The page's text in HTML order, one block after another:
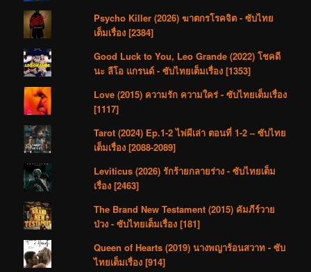
Psycho Killer (2026) ฆาตกรโรคจิต - ซับไทย
เต็มเรื่อง [2384]
Good Luck to You, Leo Grande (2022) โชคดี
นะ ลีโอ แกรนด์ - ซับไทยเต็มเรื่อง [1353]
Love (2015) ความรัก ความใคร่ - ซับไทยเต็มเรื่อง
[1117]
Tarot (2024) Ep.1-2 ไพ่ผีเล่า ตอนที่ 1-2 – ซับไทย
เต็มเรื่อง [2088-2089]
Leviticus (2026) รักร้ายกลายร่าง - ซับไทยเต็ม
เรื่อง [2463]
The Brand New Testament (2015) คัมภีร์วาย
ป่วง - ซับไทยเต็มเรื่อง [181]
Queen of Hearts (2019) นางพญาร้อนสวาท - ซับ
ไทยเต็มเรื่อง [914]